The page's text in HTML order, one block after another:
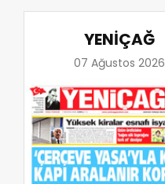
YENİÇAĞ
07 Ağustos 2026